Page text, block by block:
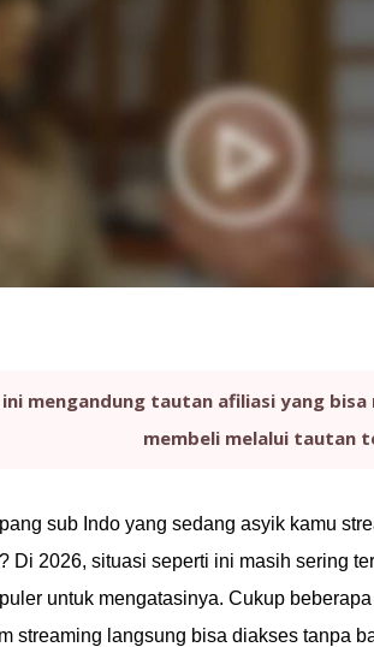
mengandung tautan afiliasi yang bisa
membeli melalui tautan
sub Indo yang sedang asyik kamu
Di 2026, situasi seperti ini masih sering
untuk mengatasinya. Cukup
streaming langsung bisa diakses tanpa